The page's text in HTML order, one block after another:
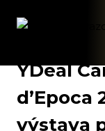
YDeal
d’Epoca
výstava